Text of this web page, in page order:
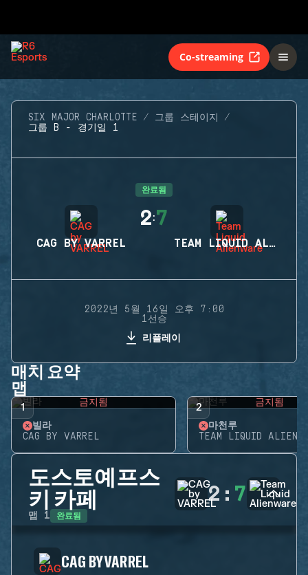
Co-streaming
SIX MAJOR CHARLOTTE
그룹 스테이지
그룹 B - 경기일 1
완료됨
CAG BY VARREL
2:7
TEAM LIQUID ALIENWARE
2022년 5월 16일 오후 7:00
1선승
리플레이
매치 요약
맵
1 금지됨
빌라
CAG BY VARREL
2 금지됨
마천루
TEAM LIQUID
도스토예프스
키 카페
맵 1 완료됨
2 : 7
CAG BY VARREL